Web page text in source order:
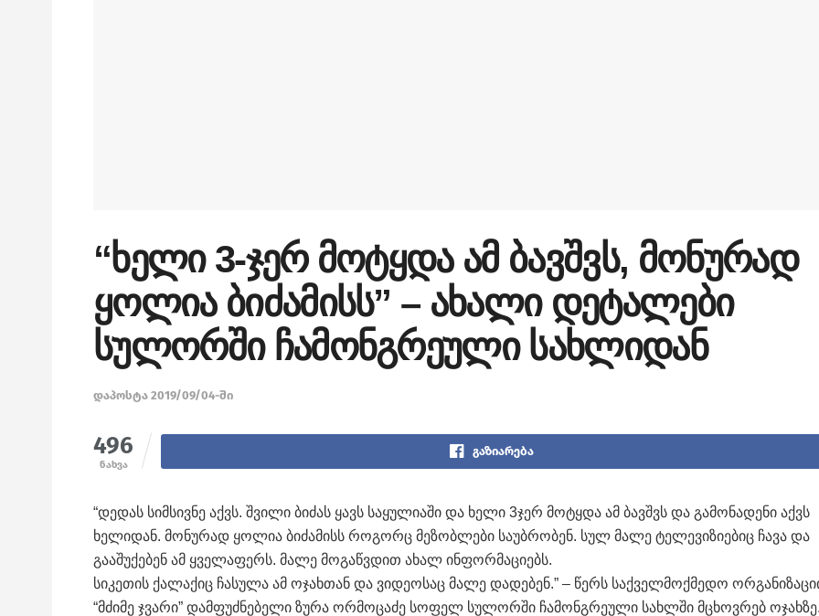
“ხელი 3-ჯერ მოტყდა ამ ბავშვს, მონურად
ყოლია ბიძამისს” – ახალი დეტალები
სულორში ჩამონგრეული სახლიდან
დაპოსტა 2019/09/04-ში
496
ნახვა
გაზიარება
“დედას სიმსივნე აქვს. შვილი ბიძას ყავს საყულიაში და ხელი 3ჯერ მოტყდა ამ ბავშვს და გამონადენი აქვს
ხელიდან. მონურად ყოლია ბიძამისს როგორც მეზობლები საუბრობენ. სულ მალე ტელევიზიებიც ჩავა და
გააშუქებენ ამ ყველაფერს. მალე მოგაწვდით ახალ ინფორმაციებს.
სიკეთის ქალაქიც ჩასულა ამ ოჯახთან და ვიდეოსაც მალე დადებენ.” – წერს საქველმოქმედო
“მძიმე ჯვარი” დამფუძნებელი ზურა ორმოცაძე სოფელ სულორში ჩამონგრეული სახლში მცხოვრებ